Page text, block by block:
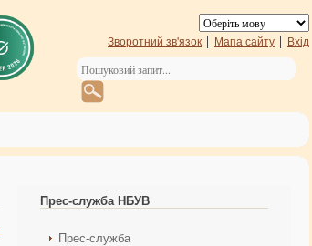
Зворотний зв'язок Мапа сайту Вхід
Прес-служба НБУВ
Прес-служба